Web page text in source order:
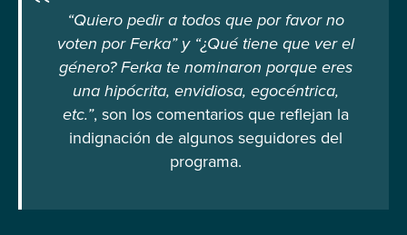
“Quiero pedir a todos que por favor no
voten por Ferka” y “¿Qué tiene que ver el
género? Ferka te nominaron porque eres
una hipócrita, envidiosa, egocéntrica,
etc.”, son los comentarios que reflejan la
indignación de algunos seguidores del
programa.